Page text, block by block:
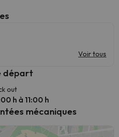
Voir tous
départ
out
h à 11:00 h
mécaniques